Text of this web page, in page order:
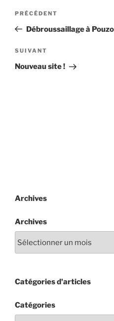
Navigation
l’article
Article
précédent
PRÉCÉDENT
Débroussaillage à
Article
suivant
SUIVANT
Nouveau site !
Archives
Archives
Catégories d'articles
Catégories